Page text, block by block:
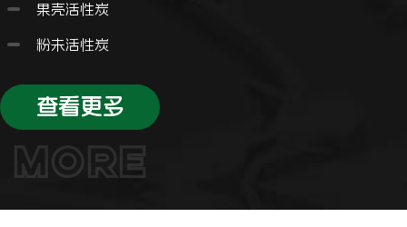
果壳活性炭
粉未活性炭
查看更多
MORE